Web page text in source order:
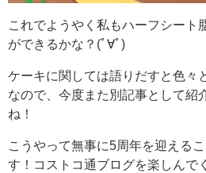
これでようやく私もハーフシート
ができるかな？(ﾟ∀ﾟ)
ケーキに関しては語りだすと色々
なので、今度また別記事として紹
ね！
こうやって無事に5周年を迎える
す！コストコ通ブログを楽しんで